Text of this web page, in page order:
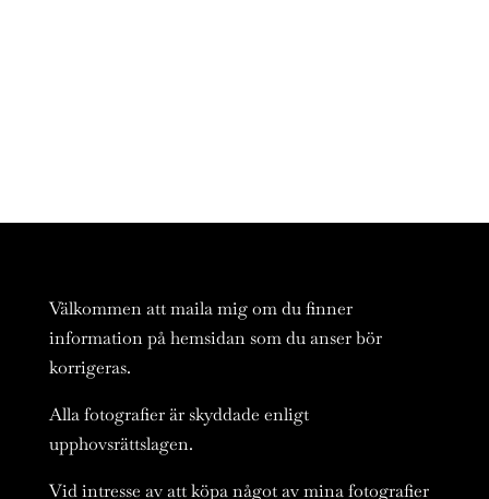
Välkommen att maila mig om du finner
information på hemsidan som du anser bör
korrigeras.
Alla fotografier är skyddade enligt
upphovsrättslagen.
Vid intresse av att köpa något av mina fotografier